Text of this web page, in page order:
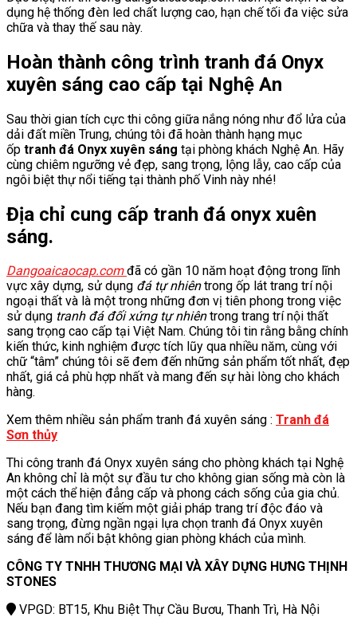
dụng hệ thống đèn led chất lượng cao, hạn chế tối đa việc sửa
chữa và thay thế sau này.
Hoàn thành công trình tranh đá Onyx
xuyên sáng cao cấp tại Nghệ An
Sau thời gian tích cực thi công giữa nắng nóng như đổ lửa của
dải đất miền Trung, chúng tôi đã hoàn thành hạng mục
ốp tranh đá Onyx xuyên sáng tại phòng khách Nghệ An. Hãy
cùng chiêm ngưỡng vẻ đẹp, sang trọng, lộng lẫy, cao cấp của
ngôi biệt thự nổi tiếng tại thành phố Vinh này nhé!
Địa chỉ cung cấp tranh đá onyx xuên
sáng.
Dangoaicaocap.com đã có gần 10 năm hoạt động trong lĩnh
vực xây dựng, sử dụng đá tự nhiêntrong ốp lát trang trí nội
ngoại thất và là một trong những đơn vị tiên phong trong việc
sử dụng tranh đá đối xứng tự nhiêntrong trang trí nội thất
sang trọng cao cấp tại Việt Nam. Chúng tôi tin rằng bằng chính
kiến thức, kinh nghiệm được tích lũy qua nhiều năm, cùng với
chữ “tâm” chúng tôi sẽ đem đến những sản phẩm tốt nhất, đẹp
nhất, giá cả phù hợp nhất và mang đến sự hài lòng cho khách
hàng.
Xem thêm nhiều sản phẩm tranh đá xuyên sáng : Tranh đá
Sơn thủy
Thi công tranh đá Onyx xuyên sáng cho phòng khách tại Nghệ
An không chỉ là một sự đầu tư cho không gian sống mà còn là
một cách thể hiện đẳng cấp và phong cách sống của gia chủ.
Nếu bạn đang tìm kiếm một giải pháp trang trí độc đáo và
sang trọng, đừng ngần ngại lựa chọn tranh đá Onyx xuyên
sáng để làm nổi bật không gian phòng khách của mình.
CÔNG TY TNHH THƯƠNG MẠI VÀ XÂY DỰNG HƯNG THỊNH
STONES
VPGD: BT15, Khu Biệt Thự Cầu Bươu, Thanh Trì, Hà Nội